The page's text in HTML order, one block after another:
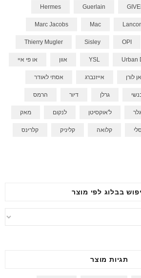
Guerlain
Hermes
Mac
Marc Jacobs
OPI
Sisley
Thierry Mugler
Urban
YSL אוון או פי איי
לורן אייזנברג אסתי לאודר
גרלן דיור הרמס
ל'אוקסיטן לנקום מאק
קלואה קליניק קלרינס
בבלוג לפי מוצר
תגיות מוצר